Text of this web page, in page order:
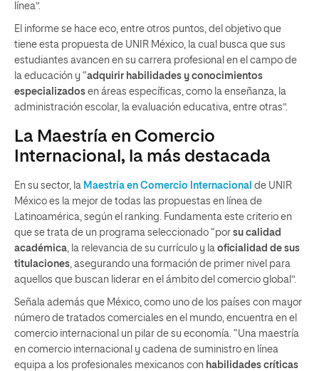
línea”.
El informe se hace eco, entre otros puntos, del objetivo que
tiene esta propuesta de UNIR México, la cual busca que sus
estudiantes avancen en su carrera profesional en el campo de
la educación y “adquirir habilidades y conocimientos
especializados en áreas específicas, como la enseñanza, la
administración escolar, la evaluación educativa, entre otras”.
La Maestría en Comercio
Internacional, la más destacada
En su sector, la Maestría en Comercio Internacional de UNIR
México es la mejor de todas las propuestas en línea de
Latinoamérica, según el ranking. Fundamenta este criterio en
que se trata de un programa seleccionado “por su calidad
académica , la relevancia de su currículo y la oficialidad de sus
titulaciones , asegurando una formación de primer nivel para
aquellos que buscan liderar en el ámbito del comercio global”.
Señala además que México, como uno de los países con mayor
número de tratados comerciales en el mundo, encuentra en el
comercio internacional un pilar de su economía. “Una maestría
en comercio internacional y cadena de suministro en línea
equipa a los profesionales mexicanos con habilidades críticas